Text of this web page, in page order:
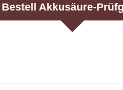
Bestell Akkusäure-